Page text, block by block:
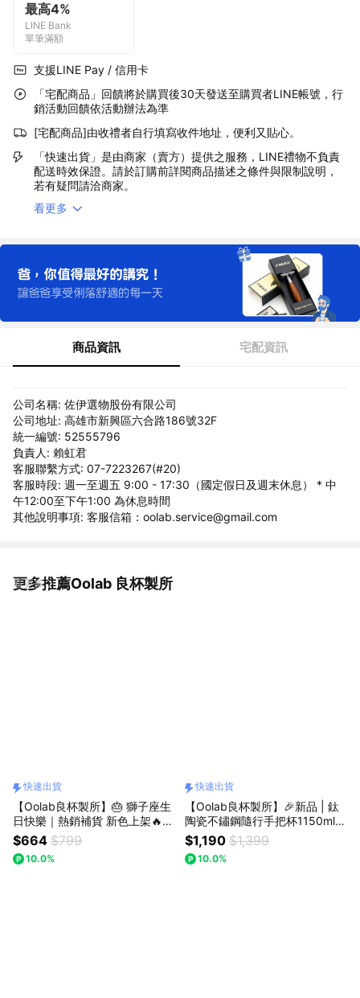
最高4%
LINE Bank
單筆滿額
支援LINE Pay / 信用卡
「宅配商品」回饋將於購買後30天發送至購買者LINE帳號，行
銷活動回饋依活動辦法為準
[宅配商品]由收禮者自行填寫收件地址，便利又貼心。
「快速出貨」是由商家（賣方）提供之服務，LINE禮物不負責
配送時效保證。請於訂購前詳閱商品描述之條件與限制說明，
若有疑問請洽商家。
看更多
商品資訊 宅配資訊
公司名稱: 佐伊選物股份有限公司
公司地址: 高雄市新興區六合路186號32F
統一編號: 52555796
負責人: 賴虹君
客服聯繫方式: 07-7223267(#20)
客服時段: 週一至週五 9:00 - 17:30（國定假日及週末休息） * 中
午12:00至下午1:00 為休息時間
其他說明事項: 客服信箱：oolab.service@gmail.com
更多推薦Oolab 良杯製所
看更多
快速出貨
【Oolab良杯製所】🎂 獅子座生
日快樂｜熱銷補貨 新色上架🔥8
00ml木登聯名豆沙吸管杯🚗快速
出貨
$664 $799
10.0%
快速出貨
【Oolab良杯製所】🎉新品 | 鈦
陶瓷不鏽鋼隨行手把杯1150ml🚗
快速出貨
$1,190 $1,399
10.0%